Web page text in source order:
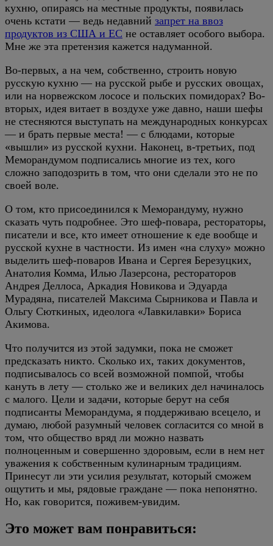
кухню, опираясь на местные продукты, появилась
очень кстати — ведь недавний запрет на ввоз
продуктов из США и ЕС не оставляет особого выбора.
Мне же эта претензия кажется надуманной.
Во-первых, а на чем, собственно, строить новую
русскую кухню — на русской рыбе и русских овощах,
или на норвежском лососе и польских помидорах? Во-
вторых, идея витает в воздухе уже давно, наши шефы
не стесняются выступать на международных конкурсах
— и брать первые места! — с блюдами, которые
«вышли» из русской кухни. Наконец, в-третьих, под
Меморандумом подписались многие из тех, кого
сложно заподозрить в том, что они сделали это не по
своей воле.
О том, кто присоединился к Меморандуму, нужно
сказать чуть подробнее. Это шеф-повара, рестораторы,
писатели и все, кто имеет отношение к еде вообще и
русской кухне в частности. Из имен «на слуху» можно
выделить шеф-поваров Ивана и Сергея Березуцких,
Анатолия Комма, Илью Лазерсона, рестораторов
Андрея Деллоса, Аркадия Новикова и Эдуарда
Мурадяна, писателей Максима Сырникова и Павла и
Ольгу Сюткиных, идеолога «Лавкилавки» Бориса
Акимова.
Что получится из этой задумки, пока не сможет
предсказать никто. Сколько их, таких документов,
подписывалось со всей возможной помпой, чтобы
кануть в лету — столько же и великих дел начиналось
с малого. Цели и задачи, которые берут на себя
подписанты Меморандума, я поддерживаю всецело, и
думаю, любой разумный человек согласится со мной в
том, что общество вряд ли можно назвать
полноценным и совершенно здоровым, если в нем нет
уважения к собственным кулинарным традициям.
Принесут ли эти усилия результат, который сможем
ощутить и мы, рядовые граждане — пока непонятно.
Но, как говорится, поживем-увидим.
Это может вам понравиться: